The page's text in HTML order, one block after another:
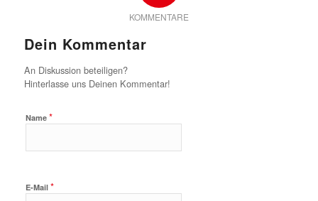
KOMMENTARE
Dein Kommentar
An Diskussion beteiligen?
Hinterlasse uns Deinen Kommentar!
Name *
E-Mail *